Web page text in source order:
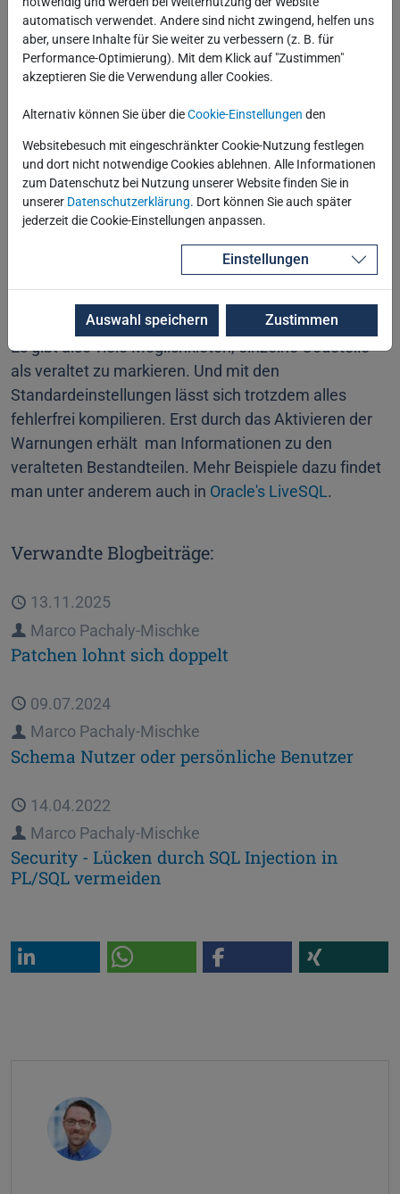
SQL > alter package pkg_mehrwertsteuer
SP2-0811: Package Body mit
SQL> show err
Fehler bei PACKAGE BODY
LINE/
--------
6/12
     PLW
-06020: Referenz auf eine
         deklariert
in Einheit
Es gibt also viele Möglichkieten, einzelne Codeteile
als veraltet zu markieren. Und mit den
Standardeinstellungen lässt sich trotzdem alles
fehlerfrei kompilieren. Erst durch das Aktivieren der
Warnungen erhält man Informationen zu den
veralteten Bestandteilen. Mehr Beispiele dazu findet
man unter anderem auch in Oracle's LiveSQL.
Verwandte Blogbeiträge:
Veröffentlicht
13.11.2025
Autor
Marco Pachaly-Mischke
Patchen lohnt sich doppelt
Veröffentlicht
09.07.2024
Autor
Marco Pachaly-Mischke
Schema Nutzer oder persönliche Benutzer
Veröffentlicht
14.04.2022
Autor
Marco Pachaly-Mischke
Security - Lücken durch SQL Injection in
PL/SQL vermeiden
automatisch verwendet. Andere sind nicht zwingend, helfen uns
aber, unsere Inhalte für Sie weiter zu verbessern (z. B. für
Performance-Optimierung). Mit dem Klick auf "Zustimmen"
akzeptieren Sie die Verwendung aller Cookies.
Alternativ können Sie über dieCookie-Einstellungen den
Websitebesuch mit eingeschränkter Cookie-Nutzung festlegen
und dort nicht notwendige Cookies ablehnen. Alle Informationen
zum Datenschutz bei Nutzung unserer Website finden Sie in
unserer Datenschutzerklärung. Dort können Sie auch später
jederzeit die Cookie-Einstellungen anpassen.
Einstellungen
Auswahl speichern Zustimmen